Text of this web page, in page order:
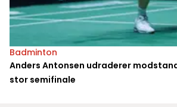
Badminton
Anders Antonsen udraderer
stor semifinale